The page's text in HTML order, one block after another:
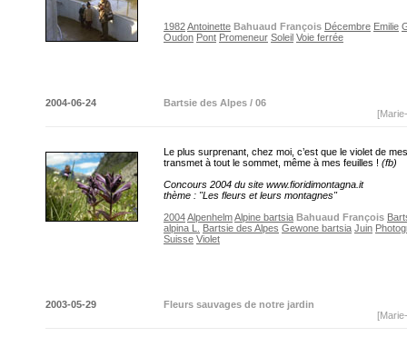
1982Antoinette Bahuaud François Décembre Emilie
Oudon Pont Promeneur Soleil Voie ferrée
2004-06-24
Bartsie des Alpes / 06
Le plus surprenant, chez moi, c’est que le violet de
transmet à tout le sommet, même à mes feuilles ! (fb)
Concours 2004 du site www.fioridimontagna.it
thème : "Les fleurs et leurs montagnes"
2004AlpenhelmAlpine bartsia Bahuaud François
alpina L.
Bartsie des Alpes Gewone bartsia Juin
Suisse Violet
2003-05-29
Fleurs sauvages de notre jardin